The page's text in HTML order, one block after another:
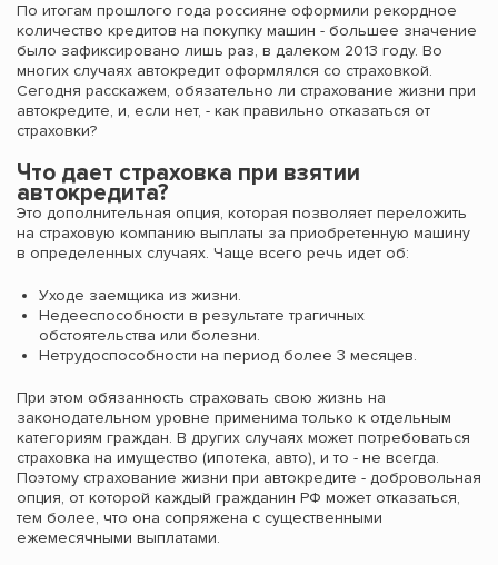
По итогам прошлого года россияне оформили рекордное
количество кредитов на покупку машин - большее значение
было зафиксировано лишь раз, в далеком 2013 году. Во
многих случаях автокредит оформлялся со страховкой.
Сегодня расскажем, обязательно ли страхование жизни при
автокредите, и, если нет, - как правильно отказаться от
страховки?
Что дает страховка при взятии
автокредита?
Это дополнительная опция, которая позволяет переложить
на страховую компанию выплаты за приобретенную машину
в определенных случаях. Чаще всего речь идет об:
Уходе заемщика из жизни.
Недееспособности в результате трагичных
обстоятельства или болезни.
Нетрудоспособности на период более 3 месяцев.
При этом обязанность страховать свою жизнь на
законодательном уровне применима только к отдельным
категориям граждан. В других случаях может потребоваться
страховка на имущество (ипотека, авто), и то - не всегда.
Поэтому страхование жизни при автокредите - добровольная
опция, от которой каждый гражданин РФ может отказаться,
тем более, что она сопряжена с существенными
ежемесячными выплатами.